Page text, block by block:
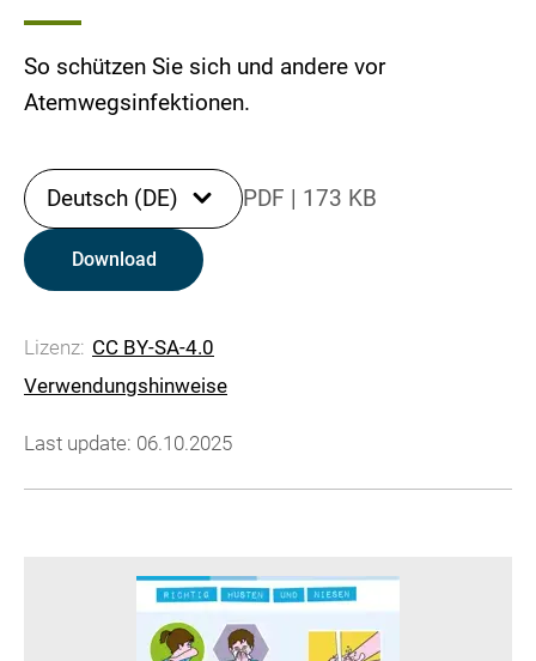
So schützen Sie sich und andere vor
Atemwegsinfektionen.
Deutsch (DE) PDF | 173 KB
Download
Lizenz: CC BY-SA-4.0
Verwendungshinweise
Last update: 06.10.2025